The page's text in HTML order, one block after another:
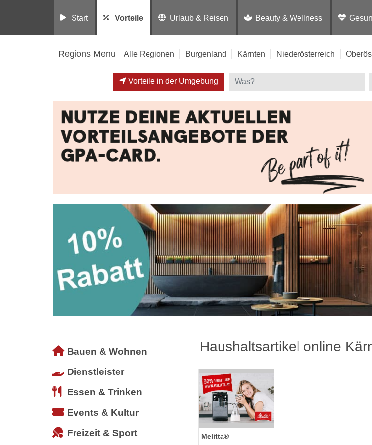
Start Vorteile Urlaub & Reisen Beauty & Wellness
Regions Menu Alle Regionen Burgenland Kärnten Niederösterreich
Vorteile in der Umgebung
Bauen & Wohnen
Dienstleister
Essen & Trinken
Events & Kultur
Freizeit & Sport
Haushaltsartikel online
Melitta®